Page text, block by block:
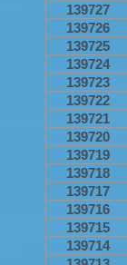
139727
139726
139725
139724
139723
139722
139721
139720
139719
139718
139717
139716
139715
139714